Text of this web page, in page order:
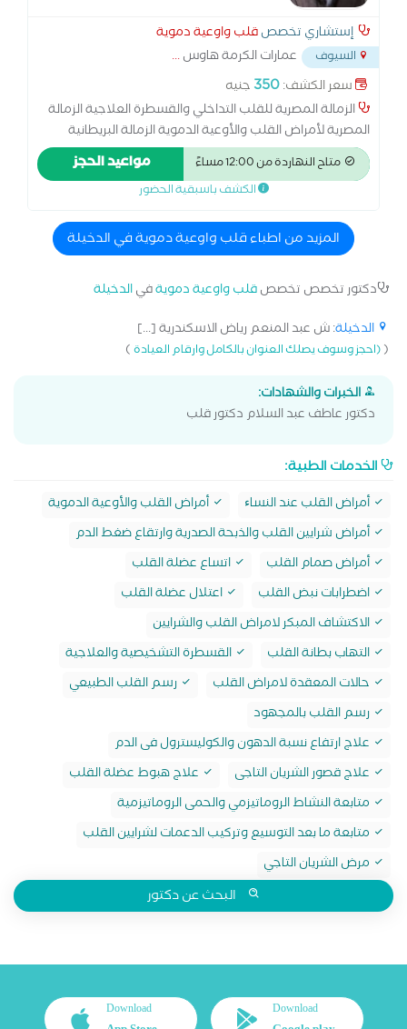
إستشاري تخصصقلب واوعية دموية
السيوف عمارات الكرمة هاوس...
سعر الكشف:350 جنيه
الزمالة المصرية للقلب التداخلي والقسطرة العلاجية الزمالة
المصرية لأمراض القلب والأوعية الدموية الزمالة البريطانية
لأمراض الباطنة والقلب جامعة رويال لندن المملكة المتحدة
بريطانيا دبلوم القلب الوقائي للوقاية
متاح النهاردة من 12:00 مساءً مواعيد الحجز
الكشف باسبقية الحضور
المزيد من اطباء قلب واوعية دموية في الدخيلة
دكتور تخصص تخصصقلب واوعية دمويةفيالدخيلة
الدخيلة: ش عبد المنعم رياض الاسكندرية [...]
((احجز وسوف يصلك العنوان بالكامل وارقام العيادة)
الخبرات والشهادات:
دكتور عاطف عبد السلام دكتور قلب
الخدمات الطبية:
أمراض القلب عند النساﺀ
أمراض القلب والأوعية الدموية
أمراض شرايين القلب والذبحة الصدرية وارتقاع ضغط الدم
أمراض صمام القلب
اتساع عضلة القلب
اضطرابات نبض القلب
اعتلال عضلة القلب
الاكتشاف المبكر لامراض القلب والشرايين
التهاب بطانة القلب
القسطرة التشخيصية والعلاجية
حالات المعقدة لامراض القلب
رسم القلب الطبيعي
رسم القلب بالمجهود
علاج ارتفاع نسبة الدهون والكوليسترول فى الدم
علاج قصور الشريان التاجى
علاج هبوط عضلة القلب
متابعة النشاط الروماتيزمي والحمى الروماتيزمية
متابعة ما بعد التوسيع وتركيب الدعمات لشرايين القلب
مرض الشريان التاجي
البحث عن دكتور
Download
Download